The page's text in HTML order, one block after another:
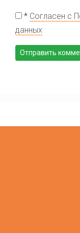
* Согласен с
данных